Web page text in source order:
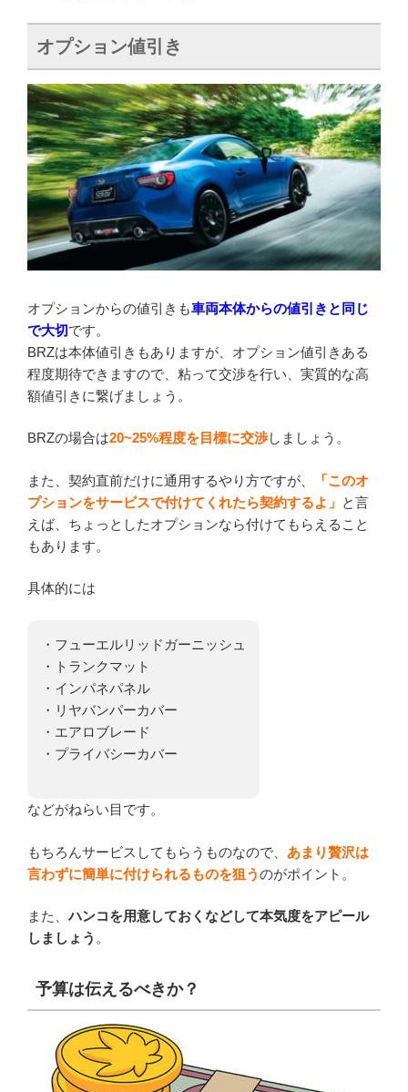
オプション値引き
オプションからの値引きも車両本体からの値引きと同じ
で大切です。
BRZは本体値引きもありますが、オプション値引きある
程度期待できますので、粘って交渉を行い、実質的な高
額値引きに繋げましょう。
BRZの場合は20~25%程度を目標に交渉しましょう。
また、契約直前だけに通用するやり方ですが、
「このオ
プションをサービスで付けてくれたら契約するよ」 と言
えば、ちょっとしたオプションなら付けてもらえること
もあります。
具体的には
・フューエルリッドガーニッシュ
・トランクマット
・インパネパネル
・リヤバンパーカバー
・エアロブレード
・プライバシーカバー
などがねらい目です。
もちろんサービスしてもらうものなので、 あまり贅沢は
言わずに簡単に付けられるものを狙うのがポイント。
また、ハンコを用意しておくなどして本気度をアピール
しましょう 。
予算は伝えるべきか？